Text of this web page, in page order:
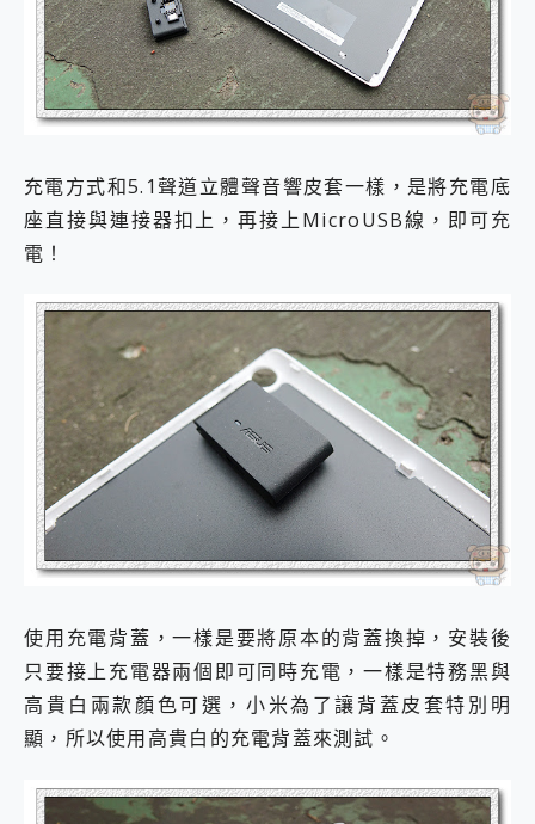
充電方式和5.1聲道立體聲音響皮套一樣，是將充電底
座直接與連接器扣上，再接上MicroUSB線，即可充
電！
使用充電背蓋，一樣是要將原本的背蓋換掉，安裝後
只要接上充電器兩個即可同時充電，一樣是特務黑與
高貴白兩款顏色可選，小米為了讓背蓋皮套特別明
顯，所以使用高貴白的充電背蓋來測試。